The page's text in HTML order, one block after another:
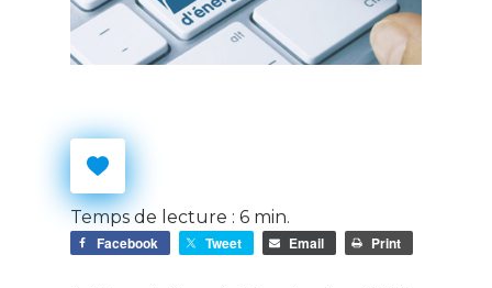
Temps de lecture : 6 min.
Facebook Tweet Email Print